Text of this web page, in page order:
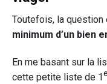
Toutefois, la
minimum d’un bien
En me basant sur la
cette petite liste de 1